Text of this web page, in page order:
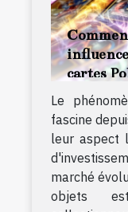
cartes
Le
fascine
leur aspect
marché
objets